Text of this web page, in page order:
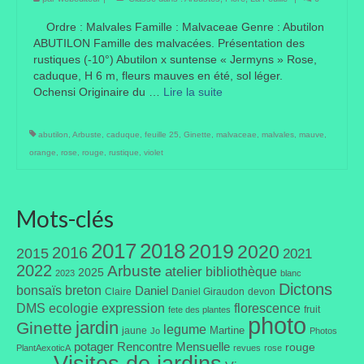
Taille des arbres et arbustes
Vannerie
Autres
Nouveautés
Listes
Evénements
Amis jardiniers du Devon
Fête des plantes
Florescence
Ordre : Malvales Famille : Malvaceae Genre : Abutilon
ABUTILON Famille des malvacées. Présentation des
rustiques (-10°) Abutilon x suntense « Jermyns » Rose,
caduque, H 6 m, fleurs mauves en été, sol léger.
Ochensi Originaire du … Lire la suite­­
abutilon Arbuste caduque feuille 25 Ginette malvaceae malvales mauve
orange
rose rouge rustique violet
Mots-clés
2015 2016 201720182019 2020 2021
2022 2023 2025 Arbuste atelier bibliothèque blanc
bonsaïs breton Claire Daniel Daniel Giraudon devon Dictons
DMS ecologie expression fete des plantes florescence fruit
Ginette jardin jaune Jo legume Martine photo Photos
PlantAexoticA potager Rencontre Mensuelle revues rose rouge